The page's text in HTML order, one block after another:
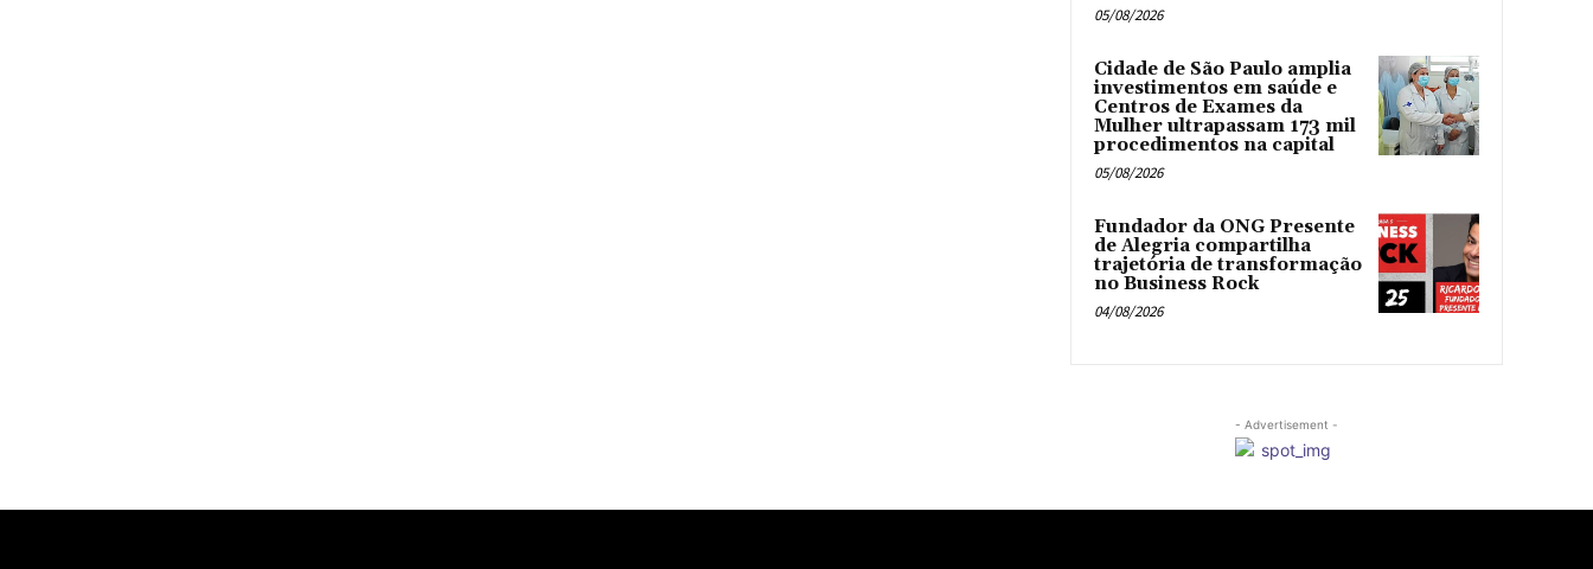
05/08/2026
Cidade de São Paulo amplia
investimentos em saúde e
Centros de Exames da
Mulher ultrapassam 173 mil
procedimentos na capital
05/08/2026
Fundador da ONG Presente
de Alegria compartilha
trajetória de transformação
no Business Rock
04/08/2026
- Advertisement -